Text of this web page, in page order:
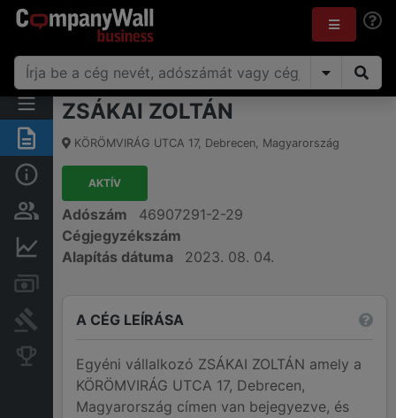
Összegzés
Alap információk
Személyek és tulajdonjog
Pénzügyi információk
Bírósági eljárások
Konkurens cégek
ZSÁKAI ZOLTÁN
KÖRÖMVIRÁG UTCA 17, Debrecen, Magyarország
AKTÍV
Adószám
46907291-2-29
Cégjegyzékszám
Alapítás dátuma
2023. 08. 04.
A CÉG LEÍRÁSA
Egyéni vállalkozó ZSÁKAI ZOLTÁN amely a
KÖRÖMVIRÁG UTCA 17, Debrecen,
Magyarország címen van bejegyezve, és